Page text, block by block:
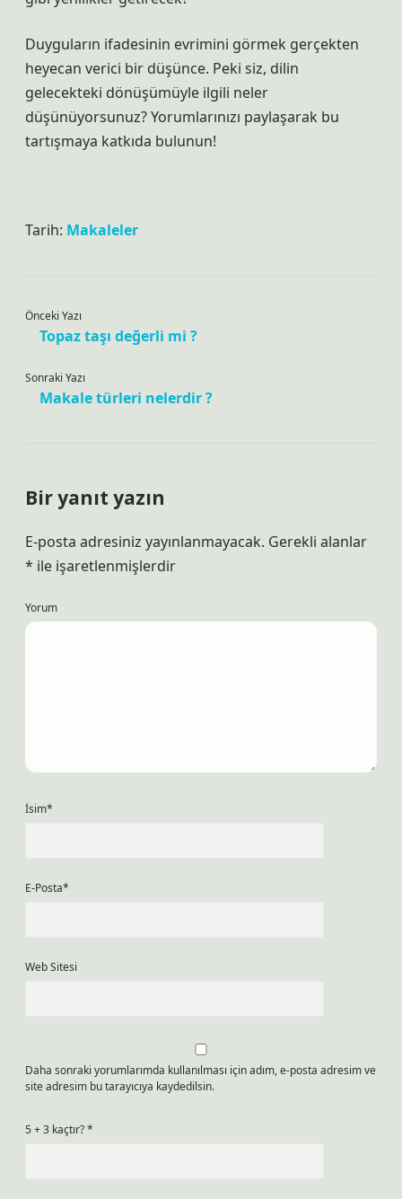
Duyguların ifadesinin evrimini görmek gerçekten
heyecan verici bir düşünce. Peki siz, dilin
gelecekteki dönüşümüyle ilgili neler
düşünüyorsunuz? Yorumlarınızı paylaşarak bu
tartışmaya katkıda bulunun!
Tarih: Makaleler
Önceki Yazı
Topaz taşı değerli mi ?
Sonraki Yazı
Makale türleri nelerdir ?
Bir yanıt yazın
E-posta adresiniz yayınlanmayacak. Gerekli alanlar
* ile işaretlenmişlerdir
Yorum
İsim*
E-Posta*
Web Sitesi
Daha sonraki yorumlarımda kullanılması için adım, e-posta adresim ve
site adresim bu tarayıcıya kaydedilsin.
5 + 3 kaçtır?*